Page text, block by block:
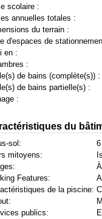
scolaire :
annuelles totales :
du terrain :
d'espaces de
en :
:
de bains (complète(s)) :
de bains partielle(s) :
:
du
sol:
mitoyens:
Features:
de la piscine:
publics: